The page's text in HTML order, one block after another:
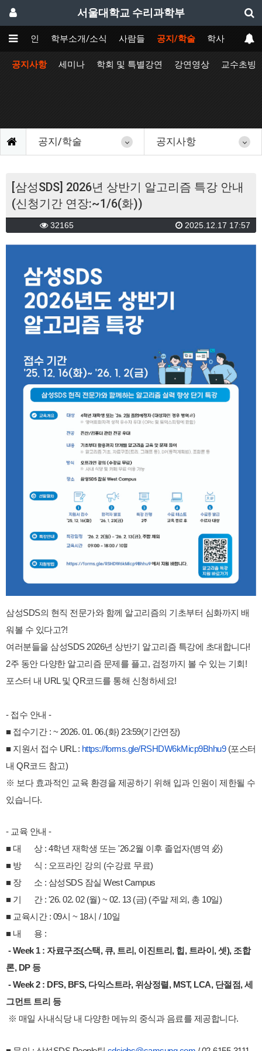
서울대학교 수리과학부
메인 학부소개/소식 사람들 공지/학술 학사
공지사항 세미나 학회 및 특별강연 강연영상 교수초빙
공지/학술 공지사항
[삼성SDS] 2026년 상반기 알고리즘 특강 안내
(신청기간 연장:~1/6(화))
32165 2025.12.17 17:57
삼성SDS의 현직 전문가와 함께 알고리즘의 기초부터 심화까지 배
워볼 수 있다고?!
여러분들을 삼성SDS 2026년 상반기 알고리즘 특강에 초대합니다!
2주 동안 다양한 알고리즘 문제를 플고, 검정까지 볼 수 있는 기회!
포스터 내 URL 및 QR코드를 통해 신청하세요!
- 접수 안내 -
■ 접수기간 : ~ 2026. 01. 06.(화) 23:59(기간연장)
■ 지원서 접수 URL : https://forms.gle/RSHDW6kMicp9Bhhu9(포스터
내 QR코드 참고)
※ 보다 효과적인 교육 환경을 제공하기 위해 입과 인원이 제한될 수
있습니다.
- 교육 안내 -
■ 대 상 : 4학년 재학생 또는 '26.2월 이후 졸업자(병역 必)
■ 방 식 : 오프라인 강의 (수강료 무료)
■ 장 소 : 삼성SDS 잠실 West Campus
■ 기 간 : '26. 02. 02 (월) ~ 02. 13 (금) (주말 제외, 총 10일)
■ 교육시간 : 09시 ~ 18시 / 10일
■ 내 용 :
- Week 1 : 자료구조(스택, 큐, 트리, 이진트리, 힙, 트라이, 셋), 조합
론, DP 등
- Week 2 : DFS, BFS, 다익스트라, 위상정렬, MST, LCA, 단절점, 세
그먼트 트리 등
※ 매일 사내식당 내 다양한 메뉴의 중식과 음료를 제공합니다.